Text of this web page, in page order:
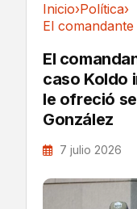
Inicio›Política›
El
caso Koldo
le ofreció
González
7 julio 2026